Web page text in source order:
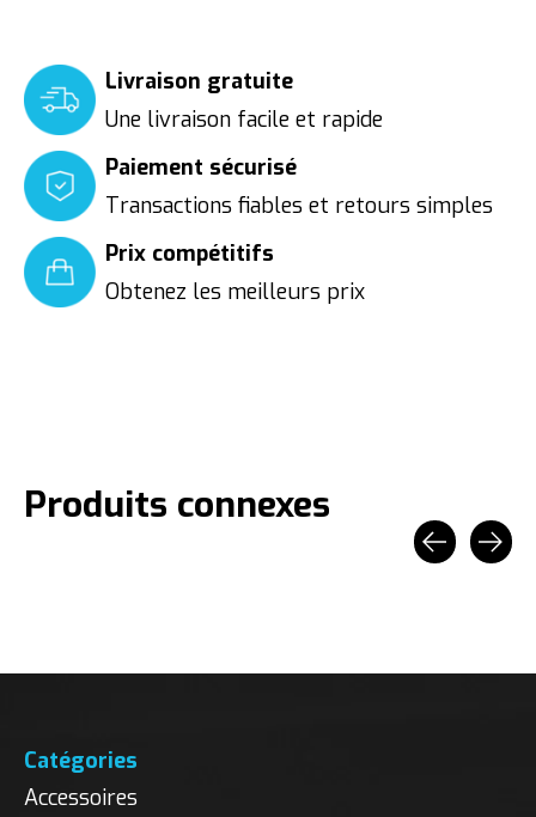
Livraison gratuite
Une livraison facile et rapide
Paiement sécurisé
Transactions fiables et retours simples
Prix compétitifs
Obtenez les meilleurs prix
Produits connexes
Catégories
Accessoires